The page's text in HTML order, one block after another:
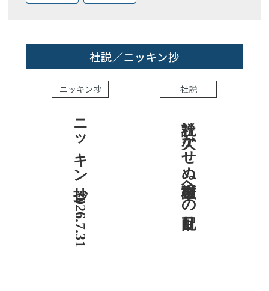
社説／ニッキン抄
ニッキン抄
ニッキン抄 2026.7.31
社説
社説 欠かせぬ金融市場への目配り